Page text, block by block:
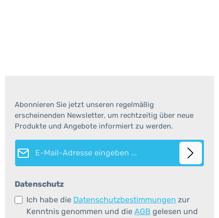
Abonnieren Sie jetzt unseren regelmäßig
erscheinenden Newsletter, um rechtzeitig über neue
Produkte und Angebote informiert zu werden.
E-Mail-Adresse*
Datenschutz
Ich habe die Datenschutzbestimmungen zur
Kenntnis genommen und die AGB gelesen und